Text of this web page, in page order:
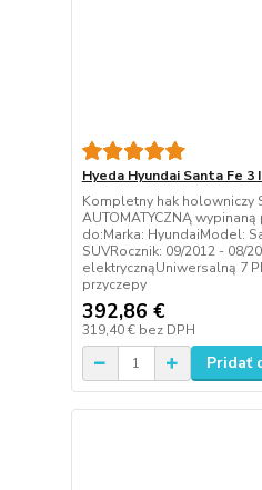
Hyeda Hyundai Santa Fe 3
Kompletny hak holowniczy
AUTOMATYCZNĄ
do:Marka: HyundaiModel:
SUVRocznik: 09/2012 - 08/
elektrycznąUniwersalną 7
przyczepy
392,86 €
319,40 € bez DPH
Pridať